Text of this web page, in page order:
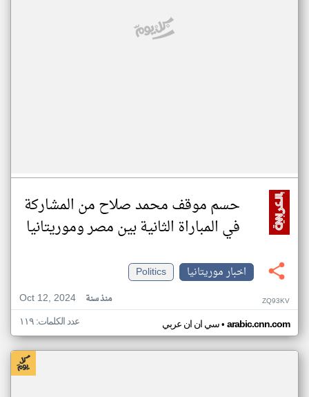
حسم موقف محمد صلاح من المشاركة
في المباراة الثانية بين مصر وموريتانيا
اخبار موريتانيا
Politics
Oct 12, 2024
منذ سنة ZQ93KV
سي ان ان عربي• arabic.cnn.com عدد الكلمات: ١١٩